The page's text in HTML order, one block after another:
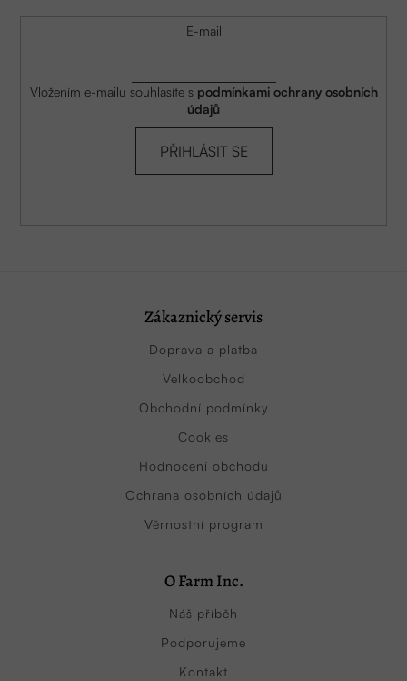
E-mail
Vložením e-mailu souhlasíte s podmínkami ochrany osobních
údajů
PŘIHLÁSIT SE
Zákaznický servis
Doprava a platba
Velkoobchod
Obchodní podmínky
Cookies
Hodnocení obchodu
Ochrana osobních údajů
Věrnostní program
O Farm Inc.
Náš příběh
Podporujeme
Kontakt